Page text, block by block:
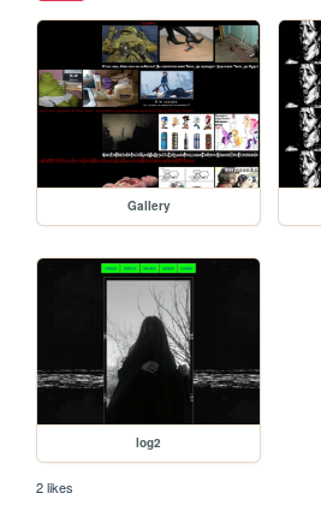
Gallery
log2
2 likes